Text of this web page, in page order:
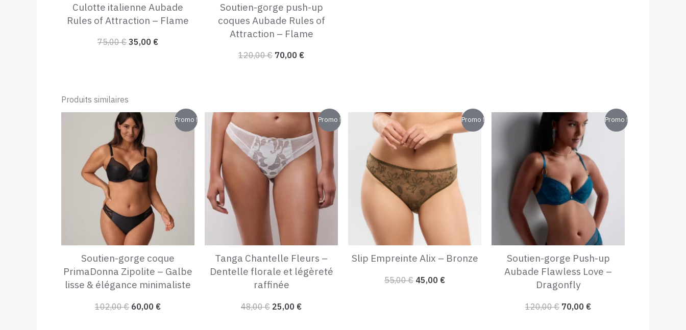
Culotte italienne Aubade
Rules of Attraction – Flame
75,00€ 35,00 €
Soutien-gorge push-up
coques Aubade Rules of
Attraction – Flame
120,00€ 70,00 €
Produits similaires
Promo !
Soutien-gorge coque
PrimaDonna Zipolite – Galbe
lisse & élégance minimaliste
102,00€
Le
prix
initial
était :
102,00 €.
60,00 €
prix
Promo !
Tanga Chantelle Fleurs –
Dentelle florale et légèreté
raffinée
48,00€
Le
prix
initial
était :
48,00 €.
25,00 €
Le
prix
actuel
est :
25,00 €.
Promo !
Slip Empreinte Alix – Bronze
55,00€
prix
initial
était :
55,00 €.
45,00 €
Le
prix
actuel
est :
45,00 €.
Promo !
Soutien-gorge Push-up
Aubade Flawless Love –
Dragonfly
120,00€
Le
prix
initial
était :
120,00 €.
70,00 €
prix
70,00 €.